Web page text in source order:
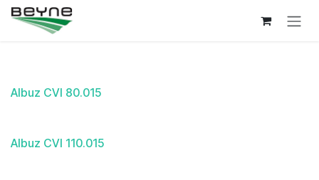
Overslaan naar inhoud
Albuz CVI 80.015
Albuz CVI 110.015